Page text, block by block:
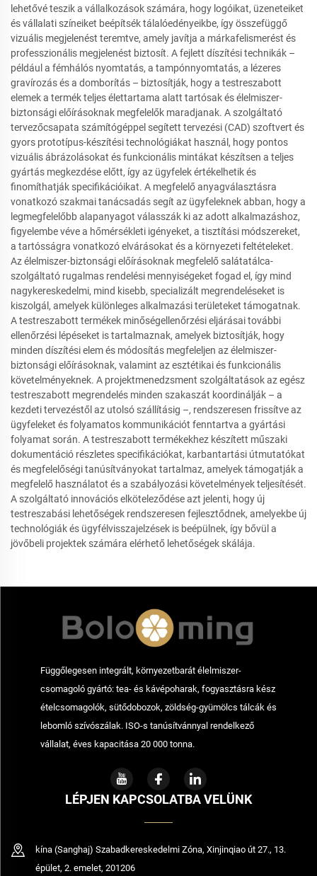
lehetővé teszik a vállalkozások számára, hogy logóikat, üzeneteiket
és vállalati színeiket beépítsék tálalóedényeikbe, így összefüggő
vizuális megjelenést teremtve, amely javítja a márkafelismerést és
professzionális megjelenést biztosít. A fejlett díszítési technikák –
például a fémhálós nyomtatás, a tampónnyomtatás, a lézeres
gravírozás és a domborítás – biztosítják, hogy a testreszabott
elemek a termék teljes élettartama alatt tartósak és élelmiszer-
biztonsági előírásoknak megfelelők maradjanak. A szolgáltató
tervezőcsapata számítógéppel segített tervezési (CAD) szoftvert és
gyors prototípus-készítési technológiákat használ, hogy pontos
vizuális ábrázolásokat és funkcionális mintákat készítsen a teljes
gyártás megkezdése előtt, így az ügyfelek értékelhetik és
finomíthatják specifikációikat. A megfelelő anyagválasztásra
vonatkozó szakmai tanácsadás segít az ügyfeleknek abban, hogy a
legmegfelelőbb alapanyagot válasszák ki az adott alkalmazáshoz,
figyelembe véve a hőmérsékleti igényeket, a tisztítási módszereket,
a tartósságra vonatkozó elvárásokat és a környezeti feltételeket.
Az élelmiszer-biztonsági előírásoknak megfelelő salátatálca-
szolgáltató rugalmas rendelési mennyiségeket fogad el, így mind
nagykereskedelmi, mind kisebb, specializált megrendeléseket is
kiszolgál, amelyek különleges alkalmazási területeket támogatnak.
A testreszabott termékek minőségellenőrzési eljárásai további
ellenőrzési lépéseket is tartalmaznak, amelyek biztosítják, hogy
minden díszítési elem és módosítás megfeleljen az élelmiszer-
biztonsági előírásoknak, valamint az esztétikai és funkcionális
követelményeknek. A projektmenedzsment szolgáltatások az egész
testreszabott megrendelés minden szakaszát koordinálják – a
kezdeti tervezéstől az utolsó szállításig –, rendszeresen frissítve az
ügyfeleket és folyamatos kommunikációt fenntartva a gyártási
folyamat során. A testreszabott termékekhez készített műszaki
dokumentáció részletes specifikációkat, karbantartási útmutatókat
és megfelelőségi tanúsítványokat tartalmaz, amelyek támogatják a
megfelelő használatot és a szabályozási követelmények teljesítését.
A szolgáltató innovációs elköteleződése azt jelenti, hogy új
testreszabási lehetőségek rendszeresen fejlesztődnek, amelyekbe új
technológiák és ügyfélvisszajelzések is beépülnek, így bővül a
jövőbeli projektek számára elérhető lehetőségek skálája.
Függőlegesen integrált, környezetbarát élelmiszer-
csomagoló gyártó: tea- és kávépoharak, fogyasztásra kész
ételcsomagolók, sütődobozok, zöldség-gyümölcs tálcák és
lebomló szívószálak. ISO-s tanúsítvánnyal rendelkező
vállalat, éves kapacitása 20 000 tonna.
LÉPJEN KAPCSOLATBA VELÜNK
kína (Sanghaj) Szabadkereskedelmi Zóna, Xinjinqiao út 27., 13.
épület, 2. emelet, 201206